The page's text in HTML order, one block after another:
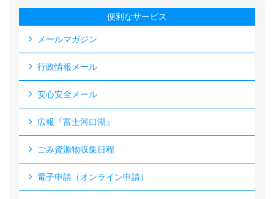
便利なサービス
メールマガジン
行政情報メール
安心安全メール
広報『富士河口湖』
ごみ資源物収集日程
電子申請（オンライン申請）